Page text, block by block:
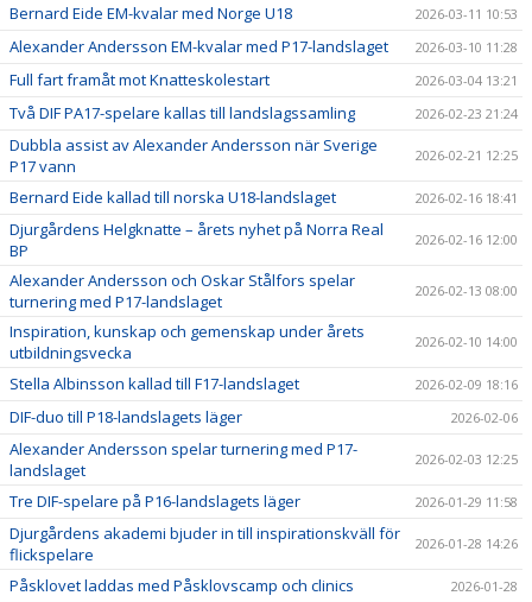
Bernard Eide EM-kvalar med Norge U18 2026-03-11 10:53
Alexander Andersson EM-kvalar med P17-landslaget 2026-03-10 11:28
Full fart framåt mot Knatteskolestart 2026-03-04 13:21
Två DIF PA17-spelare kallas till landslagssamling 2026-02-23 21:24
Dubbla assist av Alexander Andersson när Sverige
P17 vann
2026-02-21 12:25
Bernard Eide kallad till norska U18-landslaget 2026-02-16 18:41
Djurgårdens Helgknatte – årets nyhet på Norra Real
BP
2026-02-16 12:00
Alexander Andersson och Oskar Stålfors spelar
turnering med P17-landslaget
2026-02-13 08:00
Inspiration, kunskap och gemenskap under årets
utbildningsvecka
2026-02-10 14:00
Stella Albinsson kallad till F17-landslaget 2026-02-09 18:16
DIF-duo till P18-landslagets läger 2026-02-06
Alexander Andersson spelar turnering med P17-
landslaget
2026-02-03 12:25
Tre DIF-spelare på P16-landslagets läger 2026-01-29 11:58
Djurgårdens akademi bjuder in till inspirationskväll för
flickspelare
2026-01-28 14:26
Påsklovet laddas med Påsklovscamp och clinics 2026-01-28